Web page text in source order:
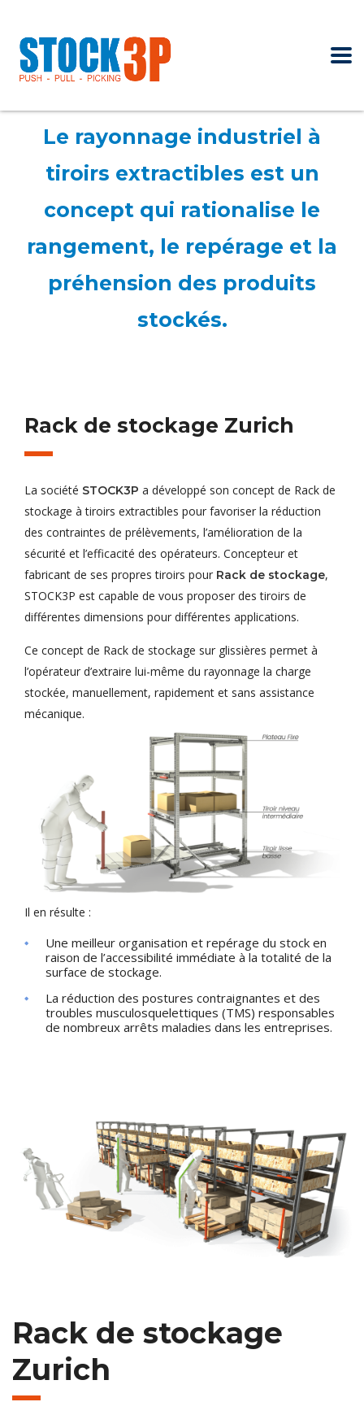
Le rayonnage industriel à
tiroirs extractibles est un
concept qui rationalise le
rangement, le repérage et la
préhension des produits
stockés.
Rack de stockage Zurich
La société STOCK3P a développé son concept de Rack de
stockage à tiroirs extractibles pour favoriser la réduction
des contraintes de prélèvements, l’amélioration de la
sécurité et l’efficacité des opérateurs. Concepteur et
fabricant de ses propres tiroirs pour Rack de stockage,
STOCK3P est capable de vous proposer des tiroirs de
différentes dimensions pour différentes applications.
Ce concept de Rack de stockage sur glissières permet à
l’opérateur d’extraire lui-même du rayonnage la charge
stockée, manuellement, rapidement et sans assistance
mécanique.
Il en résulte :
Une meilleur organisation et repérage du stock en
raison de l’accessibilité immédiate à la totalité de la
surface de stockage.
La réduction des postures contraignantes et des
troubles musculosquelettiques (TMS) responsables
de nombreux arrêts maladies dans les entreprises.
Rack de stockage
Zurich